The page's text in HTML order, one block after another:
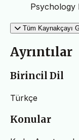
Psychology
Tüm Kaynakçayı
Ayrıntılar
Birincil Dil
Türkçe
Konular